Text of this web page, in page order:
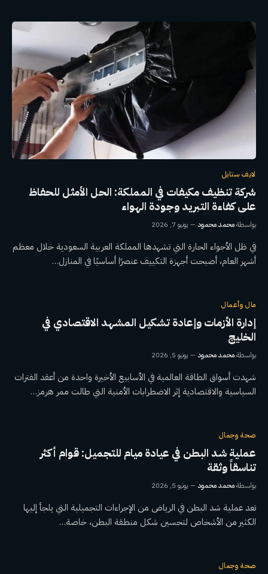
لايف ستايل
شركة تنظيف مكيفات في المملكة: الحل الأمثل للحفاظ
على كفاءة التبريد وجودة الهواء
بواسطةمحمد محمود يونيو 7, 2026
في ظل الأجواء الحارة التي تشهدها المملكة العربية السعودية خلال معظم
أشهر العام، أصبحت أجهزة التكييف عنصرًا أساسيًا في المنازل…
مال وأعمال
إدارة الأزمات وإعادة تشكيل المشهد الاقتصادي في
الخليج
بواسطةمحمد محمود يونيو 5, 2026
شهدت أسواق الطاقة العالمية في الأسابيع الأخيرة واحدة من أعقد الفترات
السياسية والاقتصادية إثر الاضطرابات الأمنية التي طالت ممر هرمز…
صحة وجمال
عملية شد البطن في عيادة ميام للتجميل: قوام أكثر
تناسقاً وثقة
بواسطةمحمد محمود يونيو 5, 2026
تعد عملية شد البطن في الرياض من الإجراءات التجميلية التي يلجأ إليها
الكثير من الأشخاص لتحسين شكل منطقة البطن، خاصة…
صحة وجمال